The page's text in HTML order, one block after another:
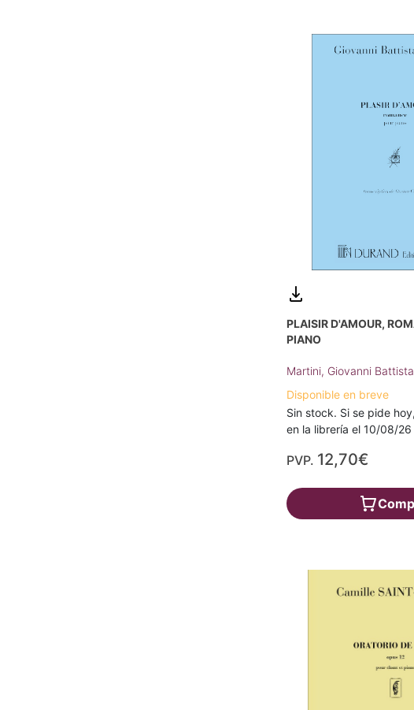
PLAISIR D'AMOUR,
PIANO
Martini, Giovanni Battista
Disponible en breve
Sin stock. Si se pide
en la librería el 10/08/26
PVP. 12,70€